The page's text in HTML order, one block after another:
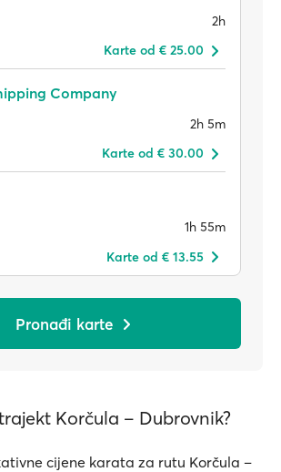
2h
Karte od € 25.00
Company
2h 5m
Karte od € 30.00
1h 55m
Karte od € 13.55
Pronađi karte
Korčula – Dubrovnik?
cijene karata za rutu Korčula –